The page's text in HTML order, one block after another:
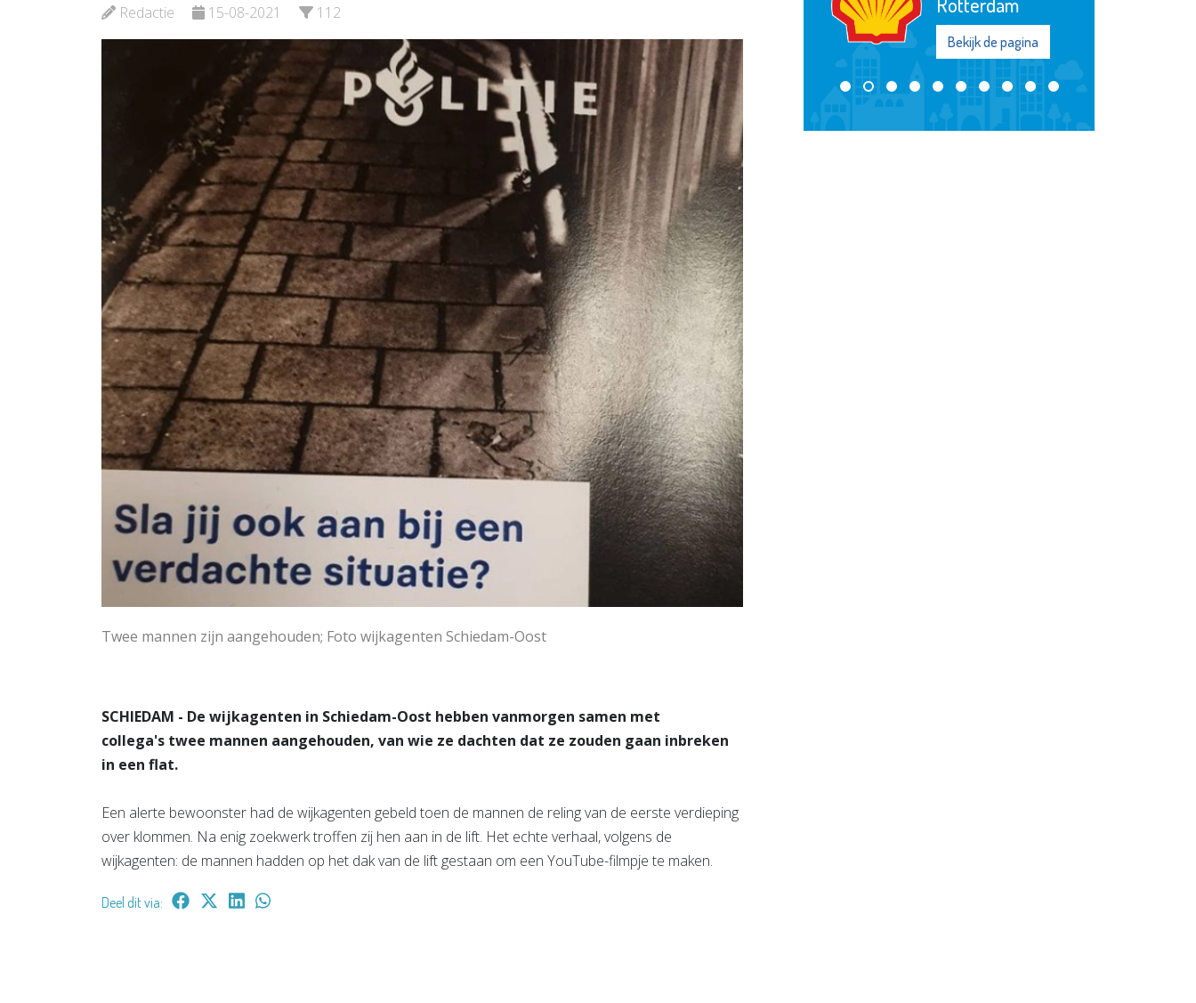
Redactie 15-08-2021 112
Twee mannen zijn aangehouden; Foto wijkagenten Schiedam-Oost
SCHIEDAM - De wijkagenten in Schiedam-Oost hebben vanmorgen samen met
collega's twee mannen aangehouden, van wie ze dachten dat ze zouden gaan inbreken
in een flat.
Een alerte bewoonster had de wijkagenten gebeld toen de mannen de reling van de eerste verdieping
over klommen. Na enig zoekwerk troffen zij hen aan in de lift. Het echte verhaal, volgens de
wijkagenten: de mannen hadden op het dak van de lift gestaan om een YouTube-filmpje te maken.
Deel dit via:
Bekijk de pagina
Bekijk de pagina